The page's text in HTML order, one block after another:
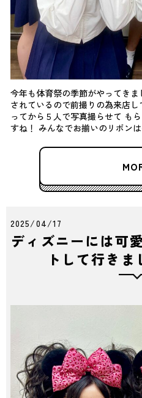
今年も体育祭の季節がやってき
されているので前撮りの為来店
ってから５人で写真撮らせて も
すね！ みんなでお揃いのリボン
2025/04/17
ディズニーには可
トして行き